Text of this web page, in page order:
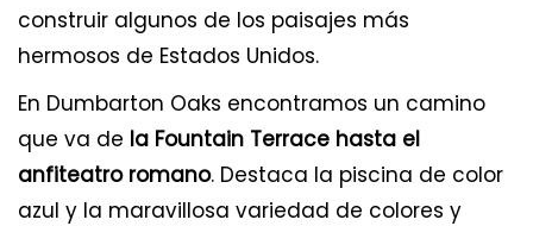
construir algunos de los paisajes más
hermosos de Estados Unidos.
En Dumbarton Oaks encontramos un camino
que va de la Fountain Terrace hasta el
anfiteatro romano. Destaca la piscina de color
azul y la maravillosa variedad de colores y